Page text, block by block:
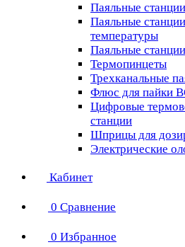
Паяльные
Паяльные
температуры
Паяльные
Термопинцеты
Трехканальные
Флюс для пайки
Цифровые
станции
Шприцы для
Электрические
Кабинет
0 Сравнение
0 Избранное